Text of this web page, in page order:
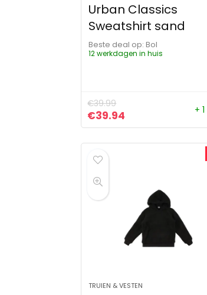
Urban Classics
Sweatshirt sand
Beste deal op:
Bol
12 werkdagen in huis
€39.99
Oorspronkelijke prijs
€39.94 Huidige prijs is:
+
TRUIEN & VESTEN